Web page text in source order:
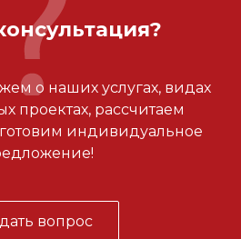
о наших услугах, видах
проектах, рассчитаем
индивидуальное
вопрос